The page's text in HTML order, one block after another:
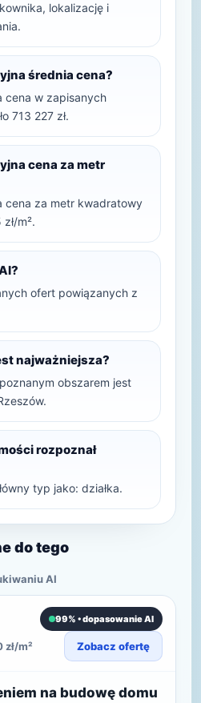
lokalizację i
średnia cena?
cena w zapisanych
713 227 zł.
cena za metr
cena za metr kwadratowy
m².
ofert powiązanych z
najważniejsza?
obszarem jest
rozpoznał
typ jako: działka.
do tego
AI
99% • dopasowanie AI
m² Zobacz ofertę
na budowę domu